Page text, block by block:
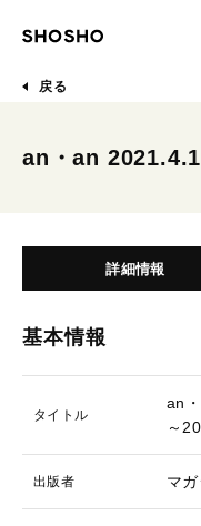
戻る
an・an
詳細情報
基本情報
タイトル
an
～
出版者 マ